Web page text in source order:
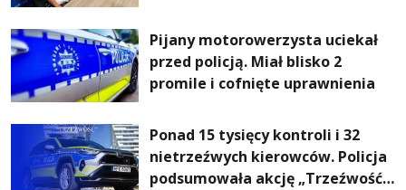
rachunki za energię, lepszy
komfort życia i... czystsze
powietrze
Pijany motorowerzysta uciekał
przed policją. Miał blisko 2
promile i cofnięte uprawnienia
Ponad 15 tysięcy kontroli i 32
nietrzeźwych kierowców. Policja
podsumowała akcję „Trzeźwość”